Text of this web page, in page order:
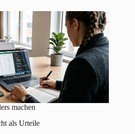
machen
als Urteile